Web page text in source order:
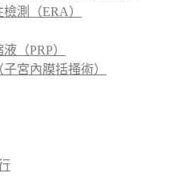
測（ERA）
（PRP）
宮內膜括搔術）